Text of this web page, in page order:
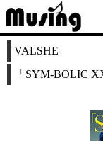
VALSHE
「SYM-BOLIC